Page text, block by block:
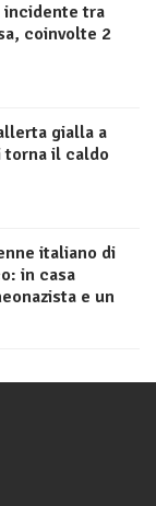
incidente tra
coinvolte 2
gialla a
torna il caldo
italiano di
in casa
e un